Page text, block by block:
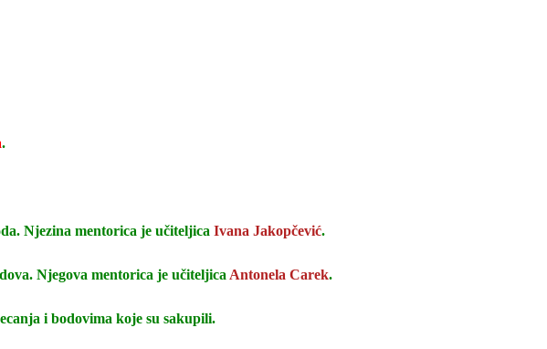
.
Njezina mentorica je učiteljica Ivana Jakopčević.
Njegova mentorica je učiteljica Antonela Carek.
i bodovima koje su sakupili.